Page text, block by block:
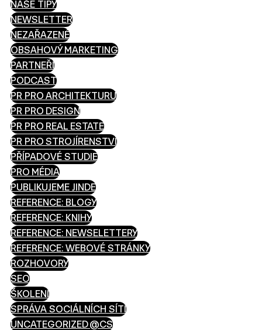
NAŠE TIPY
NEWSLETTER
NEZAŘAZENÉ
OBSAHOVÝ MARKETING
PARTNEŘI
PODCAST
PR PRO ARCHITEKTURU
PR PRO DESIGN
PR PRO REAL ESTATE
PR PRO STROJÍRENSTVÍ
PŘÍPADOVÉ STUDIE
PRO MÉDIA
PUBLIKUJEME JINDE
REFERENCE: BLOGY
REFERENCE: KNIHY
REFERENCE: NEWSELETTERY
REFERENCE: WEBOVÉ STRÁNKY
ROZHOVORY
SEO
ŠKOLENÍ
SPRÁVA SOCIÁLNÍCH SÍTÍ
UNCATEGORIZED @CS